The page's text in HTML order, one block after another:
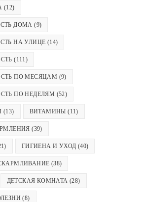
(12)
ДОМА (9)
НА УЛИЦЕ (14)
(111)
ПО МЕСЯЦАМ (9)
ПО НЕДЕЛЯМ (52)
(13) ВИТАМИНЫ (11)
(39)
ГИГИЕНА И УХОД (40)
(38)
ДЕТСКАЯ КОМНАТА (28)
(8)